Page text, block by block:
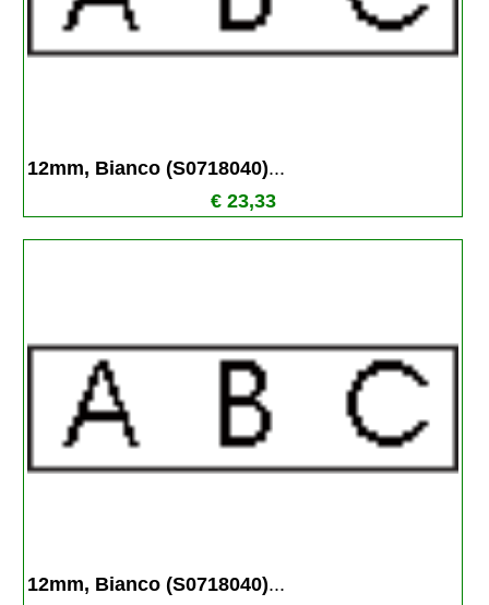
12mm, Bianco (S0718040)...
€ 23,33
12mm, Bianco (S0718040)...